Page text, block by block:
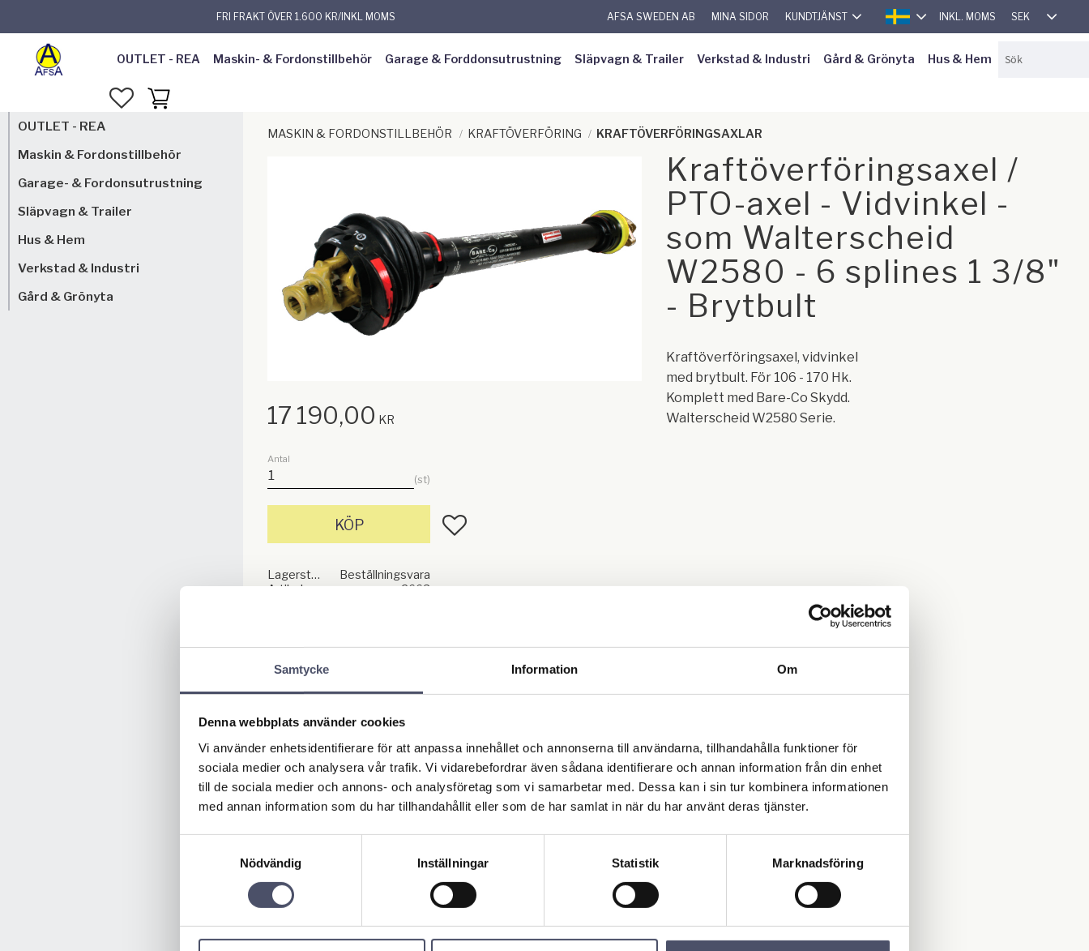
Samtycke Information Om
Denna webbplats använder cookies
Vi använder enhetsidentifierare för att anpassa innehållet och annonserna till användarna, tillhandahålla funktioner för
sociala medier och analysera vår trafik. Vi vidarebefordrar även sådana identifierare och annan information från din enhet
till de sociala medier och annons- och analysföretag som vi samarbetar med. Dessa kan i sin tur kombinera informationen
med annan information som du har tillhandahållit eller som de har samlat in när du har använt deras tjänster.
Nödvändig
Inställningar Statistik Marknadsföring
FRI FRAKT ÖVER 1.600 KR/INKL MOMS AFSA SWEDEN AB MINA SIDOR KUNDTJÄNST
SVENSKA
INKL. MOMS SEK
OUTLET - REA Maskin- & Fordonstillbehör Garage & Forddonsutrustning Släpvagn & Trailer Verkstad & Industri Gård & Grönyta Hus & Hem
FAVORITER
KUNDVAGN
MASKIN & FORDONSTILLBEHÖR KRAFTÖVERFÖRING KRAFTÖVERFÖRINGSAXLAR
Kraftöverföringsaxel /
PTO-axel - Vidvinkel -
som Walterscheid
W2580 - 6 splines 1 3/8"
- Brytbult
Kraftöverföringsaxel, vidvinkel
med brytbult. För 106 - 170 Hk.
Komplett med Bare-Co Skydd.
Walterscheid W2580 Serie.
17 190,00 KR
Antal
st
KÖP Lägg till i favoriter
Lagerstatus
Beställningsvara
Artikelnr
2663
Längd: 1,5 meter infälld.
användningsvinkel: 30°
Max. tillfällig användningsvinkel:
80°
Du
OUTLET - REA
Maskin & Fordonstillbehör
Garage- & Fordonsutrustning
Släpvagn & Trailer
Hus & Hem
Verkstad & Industri
Gård & Grönyta